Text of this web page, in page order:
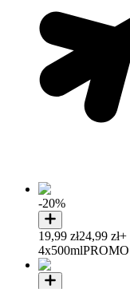
-20%
19,99 zł24,99 zł+
4x500mlPROMO